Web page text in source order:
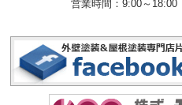
営業時間：9:00～18:00